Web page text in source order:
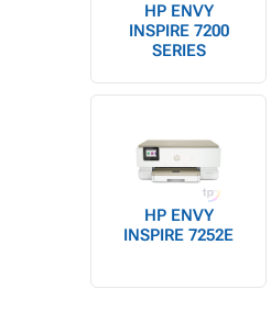
HP ENVY
INSPIRE 7200
SERIES
HP ENVY
INSPIRE 7252E